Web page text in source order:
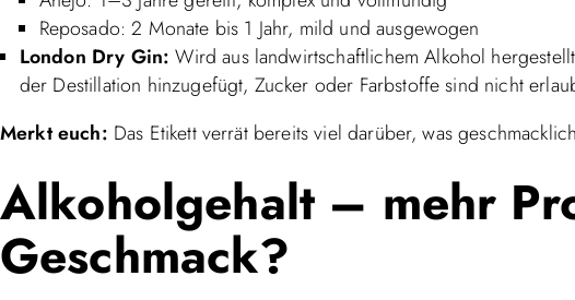
Reposado: 2 Monate bis 1 Jahr, mild und ausgewogen
London Dry Gin: Wird aus landwirtschaftlichem Alkohol
der Destillation hinzugefügt, Zucker oder Farbstoffe sind nicht
Merkt euch: Das Etikett verrät bereits viel darüber, was
Alkoholgehalt – mehr
Geschmack?